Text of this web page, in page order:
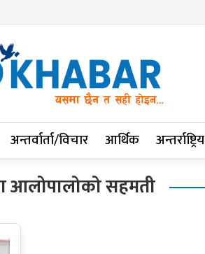
अन्तर्वार्ता/विचार आर्थिक अन्तर्राष्ट्रिय
आलोपालोको सहमती